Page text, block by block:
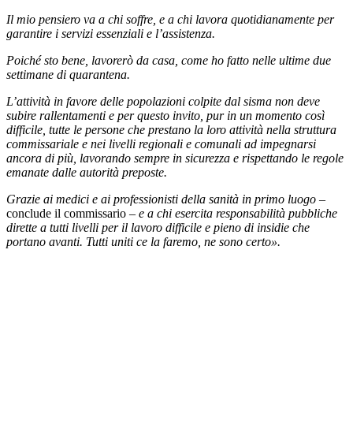
Il mio pensiero va a chi soffre, e a chi lavora quotidianamente per
garantire i servizi essenziali e l’assistenza.
Poiché sto bene, lavorerò da casa, come ho fatto nelle ultime due
settimane di quarantena.
L’attività in favore delle popolazioni colpite dal sisma non deve
subire rallentamenti e per questo invito, pur in un momento così
difficile, tutte le persone che prestano la loro attività nella struttura
commissariale e nei livelli regionali e comunali ad impegnarsi
ancora di più, lavorando sempre in sicurezza e rispettando le regole
emanate dalle autorità preposte.
Grazie ai medici e ai professionisti della sanità in primo luogo –
conclude il commissario – e a chi esercita responsabilità pubbliche
dirette a tutti livelli per il lavoro difficile e pieno di insidie che
portano avanti. Tutti uniti ce la faremo, ne sono certo».